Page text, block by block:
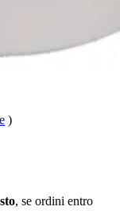
)
, se ordini entro